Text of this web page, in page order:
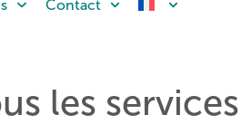
Contact
les services